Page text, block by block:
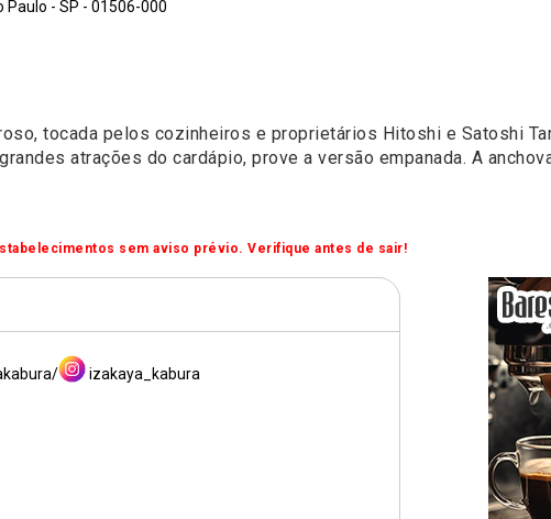
Paulo - SP - 01506-000
tocada pelos cozinheiros e proprietários Hitoshi e Satoshi
atrações do cardápio, prove a versão empanada. A
sem aviso prévio. Verifique antes de sair!
izakaya_kabura